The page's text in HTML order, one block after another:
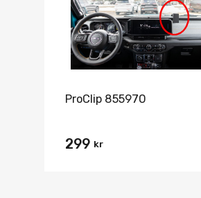
ProClip 855970
299 kr